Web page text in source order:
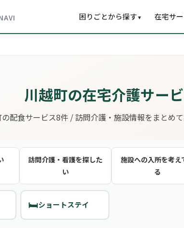
困りごとから探す▾ 在宅サ
川越町の在宅介護サー
配食サービス8件 / 訪問介護・施設情報をまとめて
訪問介護・看護を探した
い
施設への入所を考え
る
🛏️ショートステイ